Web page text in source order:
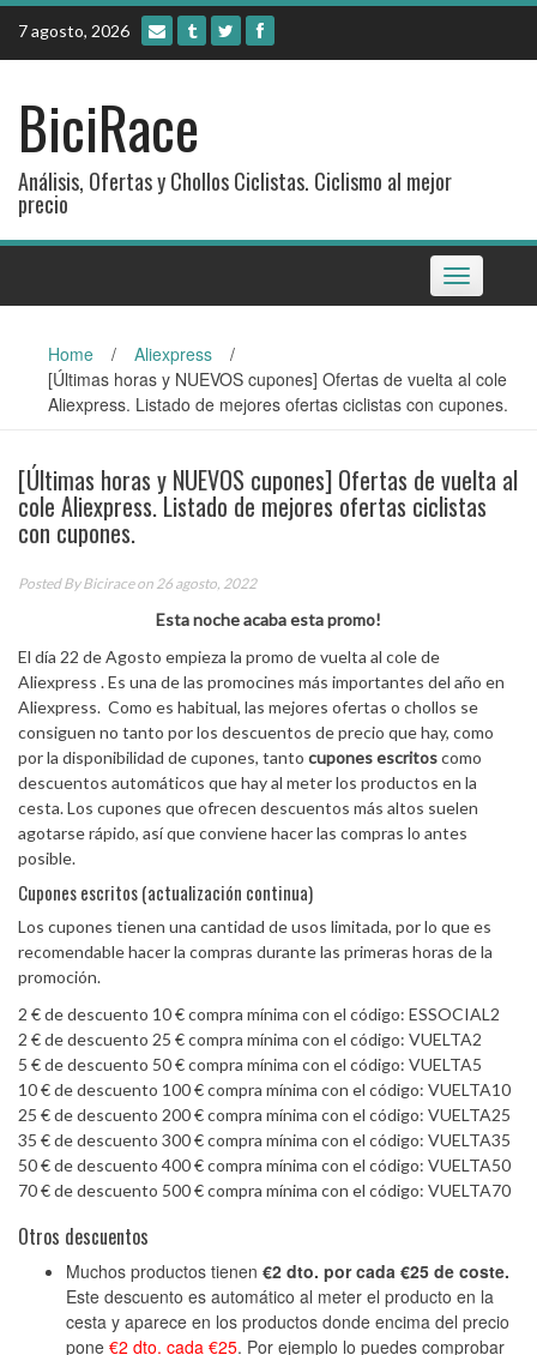
Skip
content
7 agosto, 2026
BiciRace
Análisis, Ofertas y Chollos Ciclistas. Ciclismo al mejor
precio
Toggle
navigation
Home / Aliexpress
/
[Últimas horas y NUEVOS cupones] Ofertas de vuelta al cole
Aliexpress. Listado de mejores ofertas ciclistas con cupones.
[Últimas horas y NUEVOS cupones] Ofertas de vuelta al
cole Aliexpress. Listado de mejores ofertas ciclistas
con cupones.
Posted ByBiciraceon 26 agosto, 2022
Esta noche acaba esta promo!
El día 22 de Agosto empieza la promo de vuelta al cole de
Aliexpress . Es una de las promocines más importantes del año en
Aliexpress. Como es habitual, las mejores ofertas o chollos se
consiguen no tanto por los descuentos de precio que hay, como
por la disponibilidad de cupones, tanto cupones escritoscomo
descuentos automáticos que hay al meter los productos en la
cesta. Los cupones que ofrecen descuentos más altos suelen
agotarse rápido, así que conviene hacer las compras lo antes
posible.
Cupones escritos (actualización continua)
Los cupones tienen una cantidad de usos limitada, por lo que es
recomendable hacer la compras durante las primeras horas de la
promoción.
2 € de descuento 10 € compra mínima con el código: ESSOCIAL2
2 € de descuento 25 € compra mínima con el código: VUELTA2
5 € de descuento 50 € compra mínima con el código: VUELTA5
10 € de descuento 100 € compra mínima con el código: VUELTA10
25 € de descuento 200 € compra mínima con el código: VUELTA25
35 € de descuento 300 € compra mínima con el código: VUELTA35
50 € de descuento 400 € compra mínima con el código: VUELTA50
70 € de descuento 500 € compra mínima con el código: VUELTA70
Otros descuentos
Muchos productos tienen €2 dto. por cada €25 de coste.
Este descuento es automático al meter el producto en la
cesta y aparece en los productos donde encima del precio
pone €2 dto. cada €25. Por ejemplo lo puedes comprobar